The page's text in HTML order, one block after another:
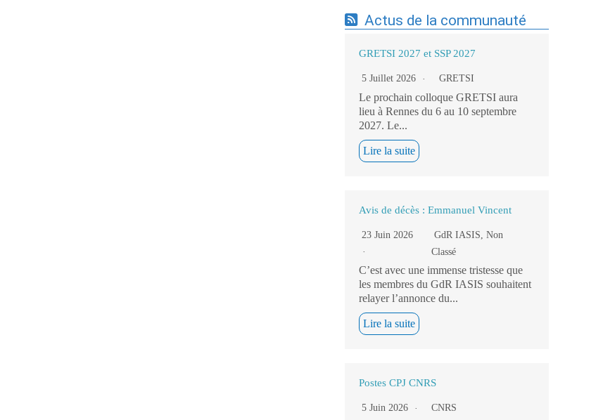
Actus de la communauté
GRETSI 2027 et SSP 2027
5 Juillet 2026 GRETSI
Le prochain colloque GRETSI aura
lieu à Rennes du 6 au 10 septembre
2027. Le...
Lire la suite
Avis de décès : Emmanuel Vincent
23 Juin 2026 GdR IASIS,Non
Classé
C’est avec une immense tristesse que
les membres du GdR IASIS souhaitent
relayer l’annonce du...
Lire la suite
Postes CPJ CNRS
5 Juin 2026 CNRS